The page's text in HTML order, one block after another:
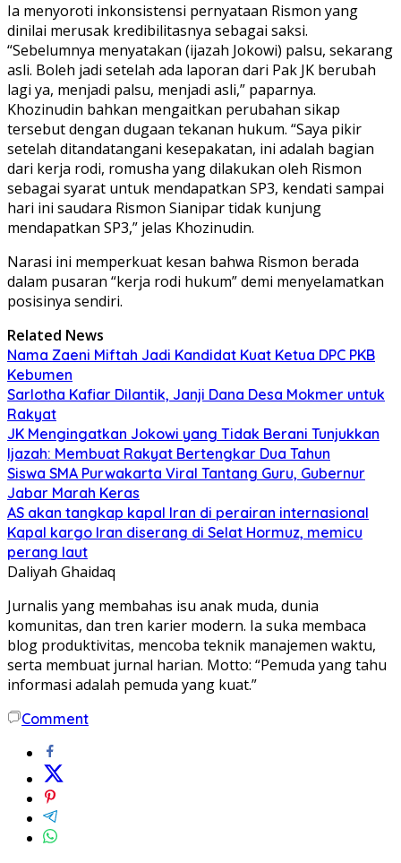
Ia menyoroti inkonsistensi pernyataan Rismon yang
dinilai merusak kredibilitasnya sebagai saksi.
“Sebelumnya menyatakan (ijazah Jokowi) palsu, sekarang
asli. Boleh jadi setelah ada laporan dari Pak JK berubah
lagi ya, menjadi palsu, menjadi asli,” paparnya.
Khozinudin bahkan mengaitkan perubahan sikap
tersebut dengan dugaan tekanan hukum. “Saya pikir
setelah ditandatangani kesepakatan, ini adalah bagian
dari kerja rodi, romusha yang dilakukan oleh Rismon
sebagai syarat untuk mendapatkan SP3, kendati sampai
hari ini saudara Rismon Sianipar tidak kunjung
mendapatkan SP3,” jelas Khozinudin.
Narasi ini memperkuat kesan bahwa Rismon berada
dalam pusaran “kerja rodi hukum” demi menyelamatkan
posisinya sendiri.
Related News
Nama Zaeni Miftah Jadi Kandidat Kuat Ketua DPC PKB
Kebumen
Sarlotha Kafiar Dilantik, Janji Dana Desa Mokmer untuk
Rakyat
JK Mengingatkan Jokowi yang Tidak Berani Tunjukkan
Ijazah: Membuat Rakyat Bertengkar Dua Tahun
Siswa SMA Purwakarta Viral Tantang Guru, Gubernur
Jabar Marah Keras
AS akan tangkap kapal Iran di perairan internasional
Kapal kargo Iran diserang di Selat Hormuz, memicu
perang laut
Daliyah Ghaidaq
Jurnalis yang membahas isu anak muda, dunia
komunitas, dan tren karier modern. Ia suka membaca
blog produktivitas, mencoba teknik manajemen waktu,
serta membuat jurnal harian. Motto: “Pemuda yang tahu
informasi adalah pemuda yang kuat.”
Comment